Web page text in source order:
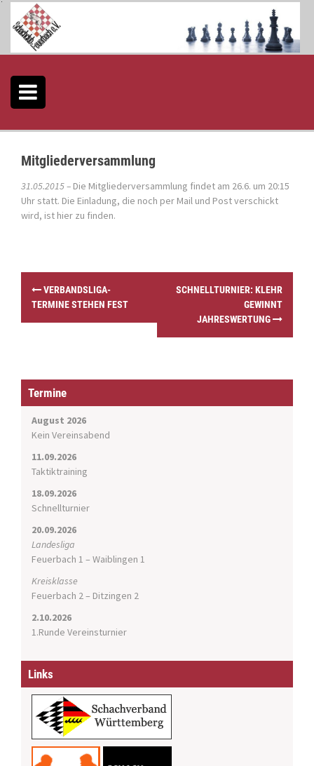
S
Mitgliederversammlung
31.05.2015 – Die Mitgliederversammlung findet am 26.6. um 20:15
Uhr statt. Die Einladung, die noch per Mail und Post verschickt
wird, ist hier zu finden.
t
g
VERBANDSLIGA-
TERMINE STEHEN FEST
SCHNELLTURNIER: KLEHR
GEWINNT
JAHRESWERTUNG
Termine
August 2026
Kein Vereinsabend
11.09.2026
Taktiktraining
18.09.2026
Schnellturnier
20.09.2026
Landesliga
Feuerbach 1 – Waiblingen 1
Kreisklasse
Feuerbach 2 – Ditzingen 2
2.10.2026
1.Runde Vereinsturnier
Links